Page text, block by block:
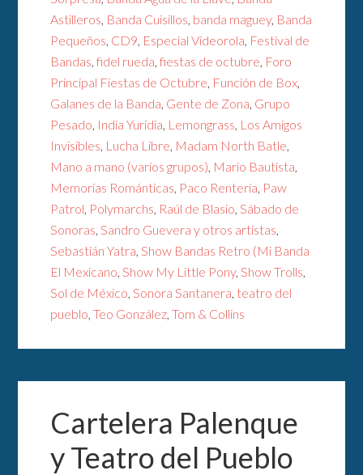
Astilleros, Banda Cuisillos, banda maguey, Banda
Pequeños, CD9, Especial Videorola, Festival de
Bandas,fidel rueda,fiestas de octubre, Foro
Principal Fiestas de Octubre, Función de Box,
Galanes de la Banda, Gente de Zona, Grupo
Pesado, India Yuridia, Lemongrass, Los Amigos
Invisibles, Lucha Libre, Madam North Batle,
Mano a mano (varios grupos), Mario Bautista,
Memorias Románticas, Paco Rentería, Paw
Patrol, Polymarchs, Raúl de Blasio,Sábado de
Sonoras,Sandro Guevera y otros artistas,
Sebastián Yatra,Show Bandas Retro (Mi Banda
El Mexicano,Show My Little Pony,Show Trolls,
Sol de México,Sonora Santanera, teatro del
pueblo,Teo González,Tom & Collins
Cartelera Palenque
y Teatro del Pueblo